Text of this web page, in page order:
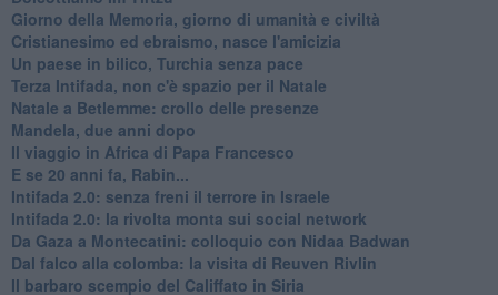
Giorno della Memoria, giorno di umanità e civiltà
Cristianesimo ed ebraismo, nasce l'amicizia
Un paese in bilico, Turchia senza pace
Terza Intifada, non c'è spazio per il Natale
Natale a Betlemme: crollo delle presenze
Mandela, due anni dopo
Il viaggio in Africa di Papa Francesco
E se 20 anni fa, Rabin...
Intifada 2.0: senza freni il terrore in Israele
Intifada 2.0: la rivolta monta sui social network
Da Gaza a Montecatini: colloquio con Nidaa Badwan
Dal falco alla colomba: la visita di Reuven Rivlin
Il barbaro scempio del Califfato in Siria